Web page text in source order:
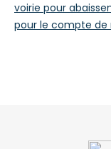
voirie pour
pour le compte de